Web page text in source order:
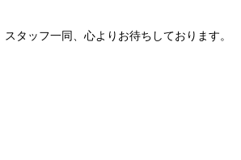
スタッフ一同、心よりお待ちしております。